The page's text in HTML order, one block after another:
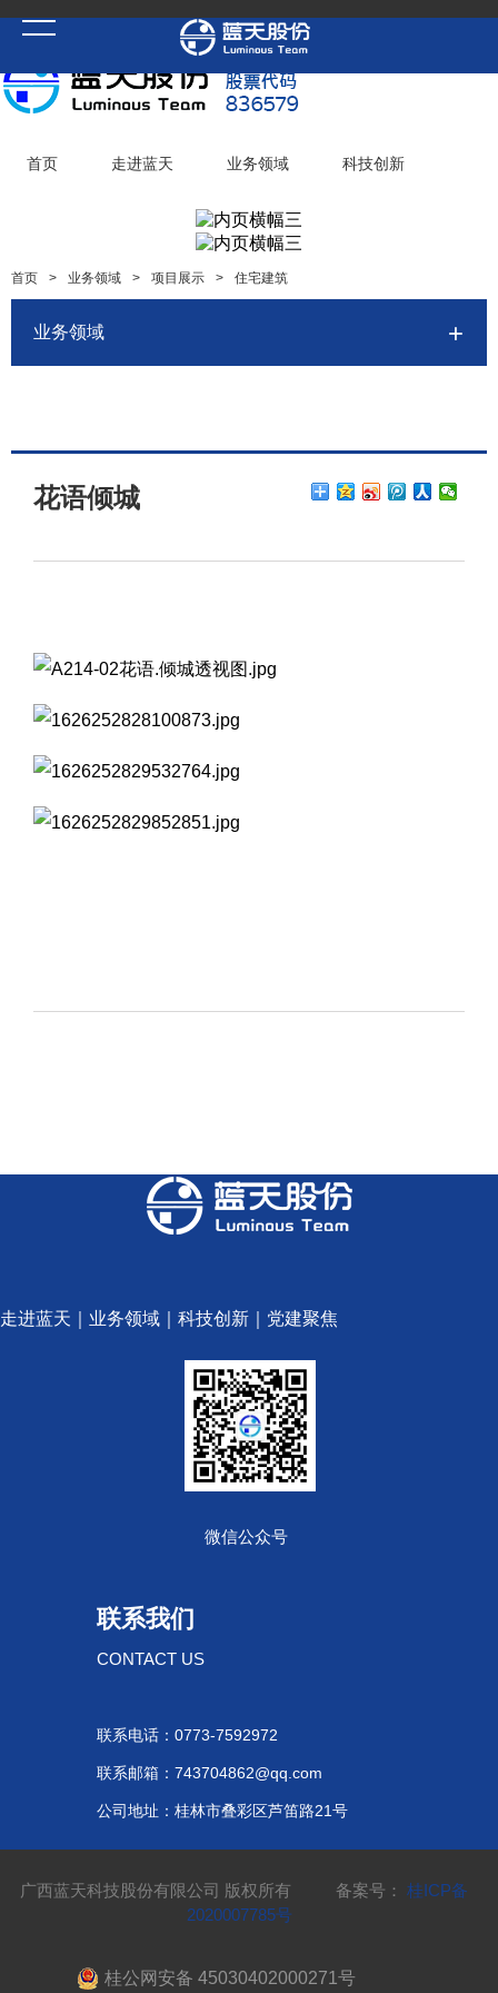
首页 走进蓝天 业务领域 科技创新
华体会(中国)一站式服务平台
首页 > 业务领域 > 项目展示 > 住宅建筑
业务领域
花语倾城
走进蓝天 业务领域 科技创新 党建聚焦
微信公众号
联系我们
CONTACT US
联系电话：0773-7592972
联系邮箱：743704862@qq.com
公司地址：桂林市叠彩区芦笛路21号
广西蓝天科技股份有限公司 版权所有 备案号： 桂ICP备
2020007785号
桂公网安备 45030402000271号